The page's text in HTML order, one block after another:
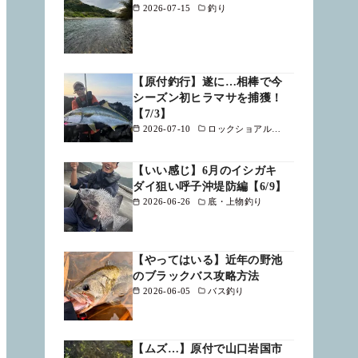
2026-07-15 釣り
2026-07-10 ロックショアルアー
【原付釣行】遂に…相棒で今
シーズン初ヒラマサを捕獲！
【7/3】
2026-06-26 底・上物釣り
【いい感じ】6月のイシガキ
ダイ狙い呼子沖堤防編【6/9】
2026-06-05 バス釣り
【やってはいる】近年の野池
のブラックバス攻略方法
【ムズ…】原付で山口岩国市